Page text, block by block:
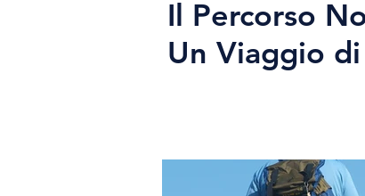
Il Percorso
Un Viaggio